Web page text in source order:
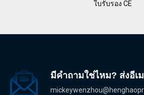
ใบรับรอง CE
มีคำถามใช่ไหม? ส่งอีเ